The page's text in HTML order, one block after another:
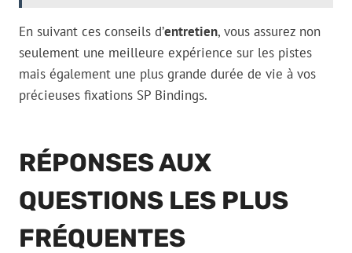
En suivant ces conseils d’entretien, vous assurez non
seulement une meilleure expérience sur les pistes
mais également une plus grande durée de vie à vos
précieuses fixations SP Bindings.
RÉPONSES AUX
QUESTIONS LES PLUS
FRÉQUENTES